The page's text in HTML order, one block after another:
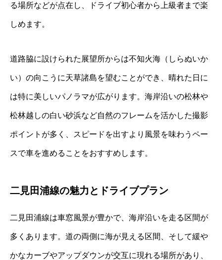
る場所などが点在し、ドライブ初心者から上級者まで楽
しめます。
道路脇に設けられた展望所からは不知火海（しらぬいか
い）の向こうに天草諸島を望むことができ、晴れた日に
は特に美しいパノラマが広がります。海岸沿いの松林や
松林越しの白い砂浜など自然のフレームを活かした撮影
ポイントが多く、スピードを出すより風景を味わうペー
スで車を進めることをおすすめします。
二見田浦線の魅力とドライブプラン
二見田浦線は車窓風景が豊かで、海岸沿いを走る区間が
多くあります。道の両側に海が見える区間、そして緩や
かなカーブやアップダウンが交互に現れる場所があり、